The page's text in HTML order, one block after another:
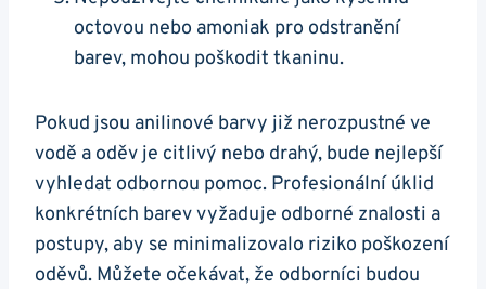
octovou nebo amoniak pro odstranění
barev, mohou poškodit tkaninu.
Pokud jsou anilinové barvy již nerozpustné ve
vodě a oděv je citlivý nebo drahý, bude nejlepší
vyhledat odbornou pomoc. Profesionální úklid
konkrétních barev vyžaduje odborné znalosti a
postupy, aby se minimalizovalo riziko poškození
oděvů. Můžete očekávat, že odborníci budou